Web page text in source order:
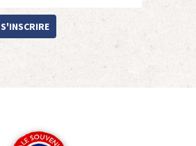
S'INSCRIRE